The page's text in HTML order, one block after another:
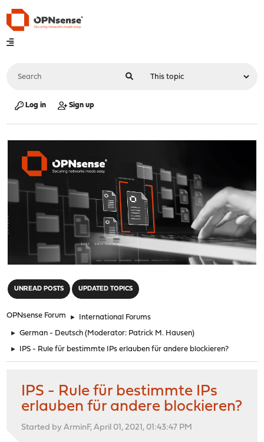
Log in Sign up
UNREAD POSTS UPDATED TOPICS
OPNsense Forum ► International Forums
► German - Deutsch (Moderator: Patrick M. Hausen)
► IPS - Rule für bestimmte IPs erlauben für andere blockieren?
IPS - Rule für bestimmte IPs
erlauben für andere blockieren?
Started by ArminF, April 01, 2021, 01:43:47 PM